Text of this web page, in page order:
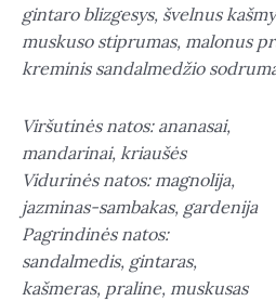
gintaro blizgesys, švelnus
muskuso stiprumas, malonus
kreminis sandalmedžio
Viršutinės natos: ananasai,
mandarinai, kriaušės
Vidurinės natos: magnolija,
jazminas-sambakas, gardenija
Pagrindinės natos:
sandalmedis, gintaras,
kašmeras, praline, muskusas